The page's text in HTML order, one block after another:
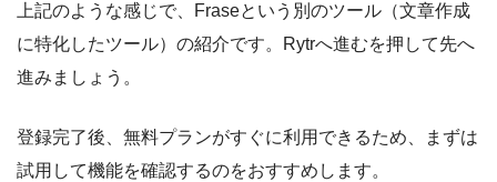
上記のような感じで、Fraseという別のツール（文章作成
に特化したツール）の紹介です。Rytrへ進むを押して先へ
進みましょう。
登録完了後、無料プランがすぐに利用できるため、まずは
試用して機能を確認するのをおすすめします。